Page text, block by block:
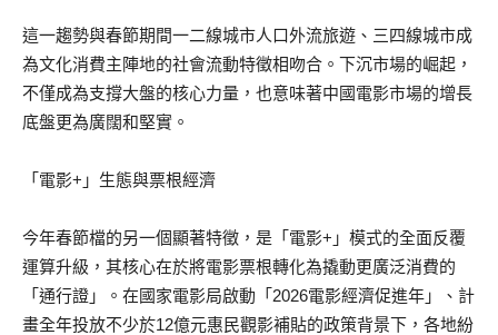
這一趨勢與春節期間一二線城市人口外流旅遊、三四線城市成
為文化消費主陣地的社會流動特徵相吻合。下沉市場的崛起，
不僅成為支撐大盤的核心力量，也意味著中國電影市場的增長
底盤更為廣闊和堅實。
「 電影+ 」 生態與票根經濟
今年春節檔的另一個顯著特徵，是 「 電影+ 」 模式的全面反覆
運算升級，其核心在於將電影票根轉化為撬動更廣泛消費的
「 通行證 」 。在國家電影局啟動 「 2026電影經濟促進年 」
、計
畫全年投放不少於12億元惠民觀影補貼的政策背景下，各地紛